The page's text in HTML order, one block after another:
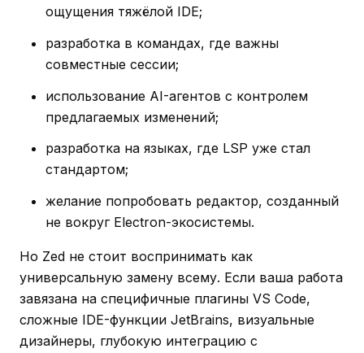
ощущения тяжёлой IDE;
разработка в командах, где важны
совместные сессии;
использование AI-агентов с контролем
предлагаемых изменений;
разработка на языках, где LSP уже стал
стандартом;
желание попробовать редактор, созданный
не вокруг Electron-экосистемы.
Но Zed не стоит воспринимать как
универсальную замену всему. Если ваша работа
завязана на специфичные плагины VS Code,
сложные IDE-функции JetBrains, визуальные
дизайнеры, глубокую интеграцию с